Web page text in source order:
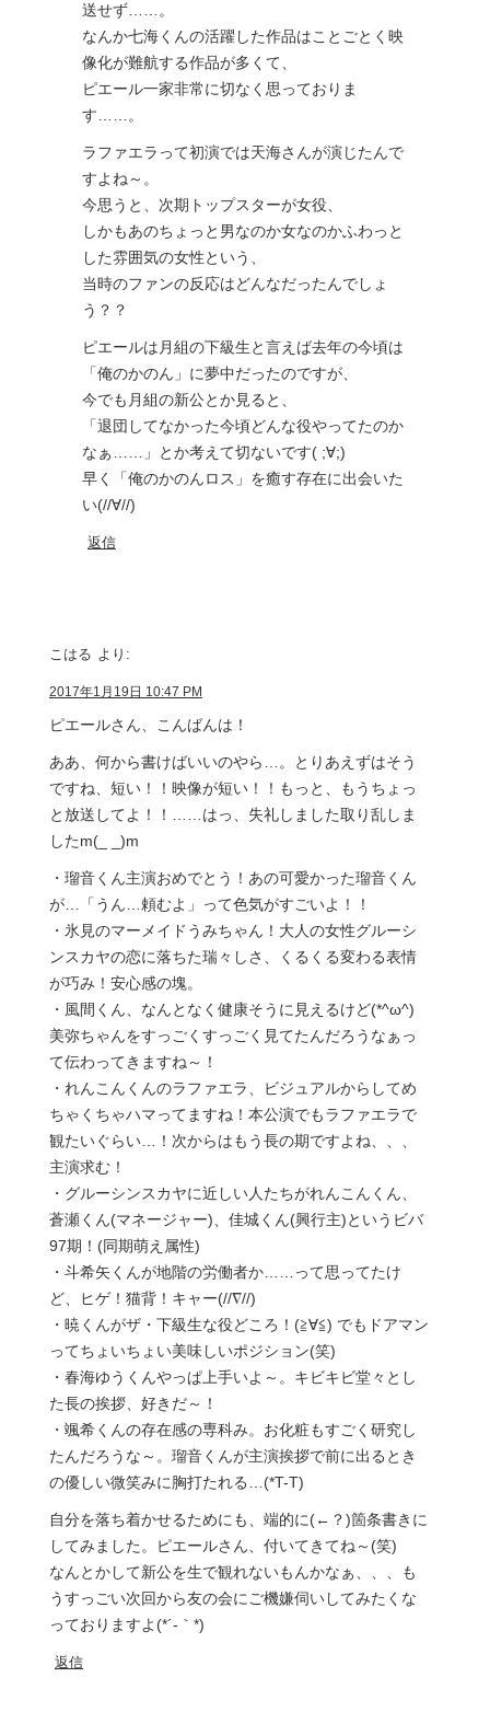
送せず……。
なんか七海くんの活躍した作品はことごとく映
像化が難航する作品が多くて、
ピエール一家非常に切なく思っておりま
す……。
ラファエラって初演では天海さんが演じたんで
すよね～。
今思うと、次期トップスターが女役、
しかもあのちょっと男なのか女なのかふわっと
した雰囲気の女性という、
当時のファンの反応はどんなだったんでしょ
う？？
ピエールは月組の下級生と言えば去年の今頃は
「俺のかのん」に夢中だったのですが、
今でも月組の新公とか見ると、
「退団してなかった今頃どんな役やってたのか
なぁ……」とか考えて切ないです( ;∀;)
早く「俺のかのんロス」を癒す存在に出会いた
い(//∀//)
返信
こはる より:
2017年1月19日 10:47 PM
ピエールさん、こんばんは！
ああ、何から書けばいいのやら…。とりあえずはそう
ですね、短い！！映像が短い！！もっと、もうちょっ
と放送してよ！！……はっ、失礼しました取り乱しま
したm(_ _)m
・瑠音くん主演おめでとう！あの可愛かった瑠音くん
が…「うん…頼むよ」って色気がすごいよ！！
・氷見のマーメイドうみちゃん！大人の女性グルーシ
ンスカヤの恋に落ちた瑞々しさ、くるくる変わる表情
が巧み！安心感の塊。
・風間くん、なんとなく健康そうに見えるけど(*^ω^)
美弥ちゃんをすっごくすっごく見てたんだろうなぁっ
て伝わってきますね～！
・れんこんくんのラファエラ、ビジュアルからしてめ
ちゃくちゃハマってますね！本公演でもラファエラで
観たいぐらい…！次からはもう長の期ですよね、、、
主演求む！
・グルーシンスカヤに近しい人たちがれんこんくん、
蒼瀬くん(マネージャー)、佳城くん(興行主)というビバ
97期！(同期萌え属性)
・斗希矢くんが地階の労働者か……って思ってたけ
ど、ヒゲ！猫背！キャー(//∇//)
・暁くんがザ・下級生な役どころ！(≧∀≦) でもドアマン
ってちょいちょい美味しいポジション(笑)
・春海ゆうくんやっぱ上手いよ～。キビキビ堂々とし
た長の挨拶、好きだ～！
・颯希くんの存在感の専科み。お化粧もすごく研究し
たんだろうな～。瑠音くんが主演挨拶で前に出るとき
の優しい微笑みに胸打たれる…(*T-T)
自分を落ち着かせるためにも、端的に(←？)箇条書きに
してみました。ピエールさん、付いてきてね～(笑)
なんとかして新公を生で観れないもんかなぁ、、、も
うすっごい次回から友の会にご機嫌伺いしてみたくな
っておりますよ(*´-｀*)
返信